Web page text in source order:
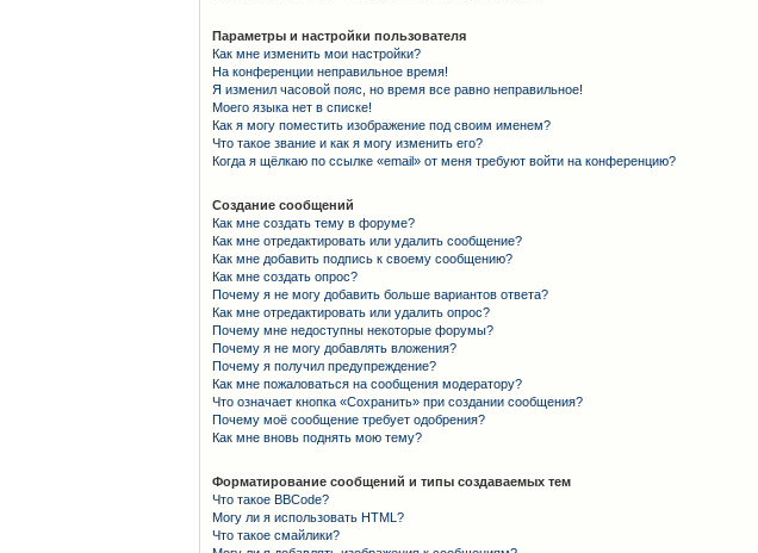
Параметры и настройки пользователя
Как мне изменить мои настройки?
На конференции неправильное время!
Я изменил часовой пояс, но время все равно неправильное!
Моего языка нет в списке!
Как я могу поместить изображение под своим именем?
Что такое звание и как я могу изменить его?
Когда я щёлкаю по ссылке «email» от меня требуют войти на конференцию?
Создание сообщений
Как мне создать тему в форуме?
Как мне отредактировать или удалить сообщение?
Как мне добавить подпись к своему сообщению?
Как мне создать опрос?
Почему я не могу добавить больше вариантов ответа?
Как мне отредактировать или удалить опрос?
Почему мне недоступны некоторые форумы?
Почему я не могу добавлять вложения?
Почему я получил предупреждение?
Как мне пожаловаться на сообщения модератору?
Что означает кнопка «Сохранить» при создании сообщения?
Почему моё сообщение требует одобрения?
Как мне вновь поднять мою тему?
Форматирование сообщений и типы создаваемых тем
Что такое BBCode?
Могу ли я использовать HTML?
Что такое смайлики?